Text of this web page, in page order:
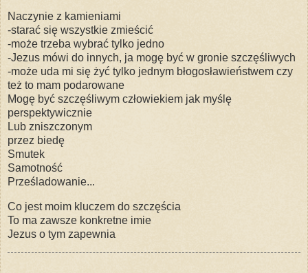
Naczynie z kamieniami
-starać się wszystkie zmieścić
-może trzeba wybrać tylko jedno
-Jezus mówi do innych, ja mogę być w gronie szczęśliwych
-może uda mi się żyć tylko jednym błogosławieństwem czy
też to mam podarowane
Mogę być szczęśliwym człowiekiem jak myślę
perspektywicznie
Lub zniszczonym
przez biedę
Smutek
Samotność
Prześladowanie...
Co jest moim kluczem do szczęścia
To ma zawsze konkretne imie
Jezus o tym zapewnia